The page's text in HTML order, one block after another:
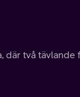
där två